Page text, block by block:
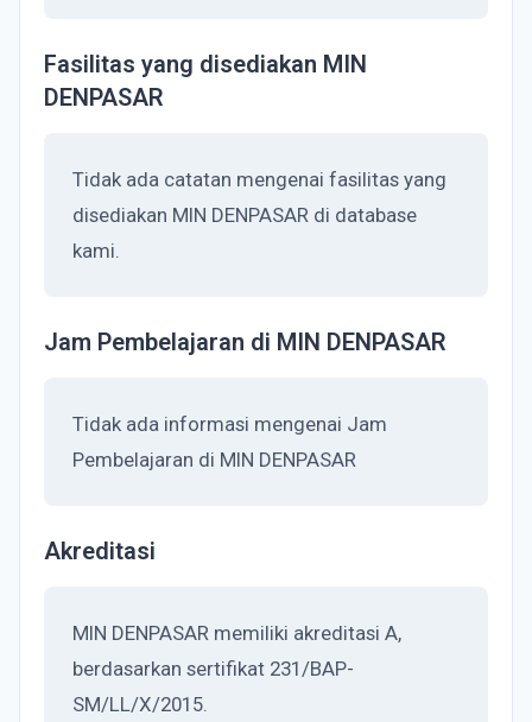
Fasilitas yang disediakan MIN
DENPASAR
Tidak ada catatan mengenai fasilitas yang
disediakan MIN DENPASAR di database
kami.
Jam Pembelajaran di MIN DENPASAR
Tidak ada informasi mengenai Jam
Pembelajaran di MIN DENPASAR
Akreditasi
MIN DENPASAR memiliki akreditasi A,
berdasarkan sertifikat 231/BAP-
SM/LL/X/2015.